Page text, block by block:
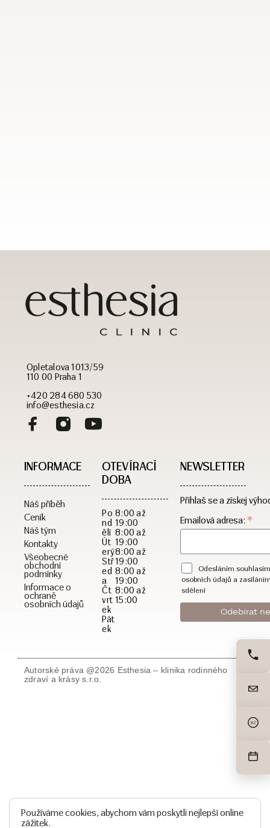
Opletalova 1013/59
110 00 Praha 1
+420 284 680 530
info@esthesia.cz
INFORMACE
Náš příběh
Ceník
Náš tým
Kontakty
Všeobecné
obchodní
podmínky
Informace o
ochraně
osobních údajů
OTEVÍRACÍ
DOBA​
Po
nd
ělí
Út
erý
Stř
ed
a
Čt
vrt
ek
Pát
ek
8:00 až
19:00
8:00 až
19:00
8:00 až
19:00
8:00 až
19:00
8:00 až
15:00
NEWSLETTER
Přihlaš se a získej
Emailová adresa: *
Odesláním
osobních údajů a
sdělení
Autorské práva @2026 Esthesia – klinika rodinného
zdraví a krásy s.r.o.
Používáme cookies, abychom vám poskytli nejlepší online
zážitek.
Kč